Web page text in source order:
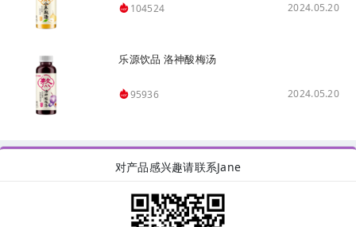
104524 2024.05.20
乐源饮品 洛神酸梅汤
95936 2024.05.20
对产品感兴趣请联系Jane